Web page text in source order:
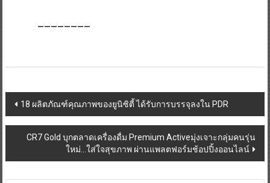
————————
Post
navigation
18 ผลิตภัณฑ์คุณภาพของยูนิซิตี้ ได้รับการบรรจุลงใน PDR
CR7 Gold บุกตลาดเครื่องดื่ม Premium Activeมุ่งเจาะกลุ่มคนรุ่น
ใหม่…ใส่ใจสุขภาพ ผ่านแพลตฟอร์มช้อปปิ้งออนไลน์